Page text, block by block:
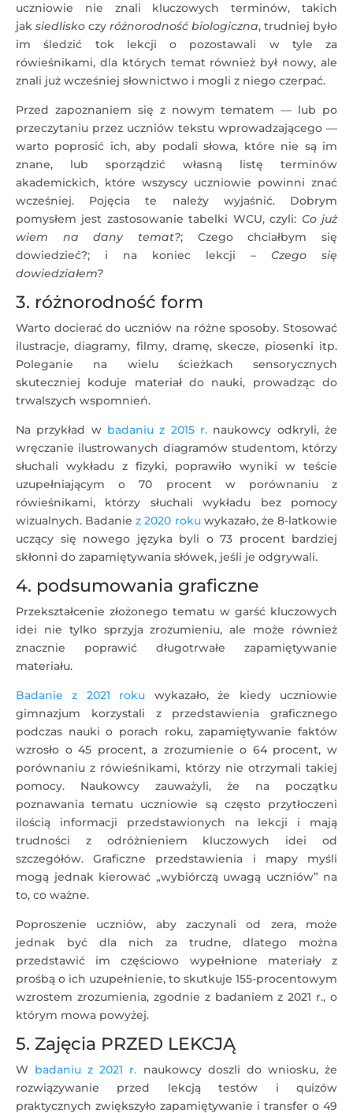
uczniowie nie znali kluczowych terminów, takich
jak siedlisko czy różnorodność biologiczna, trudniej było
im śledzić tok lekcji o pozostawali w tyle za
rówieśnikami, dla których temat również był nowy, ale
znali już wcześniej słownictwo i mogli z niego czerpać.
Przed zapoznaniem się z nowym tematem — lub po
przeczytaniu przez uczniów tekstu wprowadzającego —
warto poprosić ich, aby podali słowa, które nie są im
znane, lub sporządzić własną listę terminów
akademickich, które wszyscy uczniowie powinni znać
wcześniej. Pojęcia te należy wyjaśnić. Dobrym
pomysłem jest zastosowanie tabelki WCU, czyli: Co już
wiem na dany temat?; Czego chciałbym się
dowiedzieć?; i na koniec lekcji – Czego się
dowiedziałem?
3. różnorodność form
Warto docierać do uczniów na różne sposoby. Stosować
ilustracje, diagramy, filmy, dramę, skecze, piosenki itp.
Poleganie na wielu ścieżkach sensorycznych
skuteczniej koduje materiał do nauki, prowadząc do
trwalszych wspomnień.
Na przykład w badaniu z 2015 r. naukowcy odkryli, że
wręczanie ilustrowanych diagramów studentom, którzy
słuchali wykładu z fizyki, poprawiło wyniki w teście
uzupełniającym o 70 procent w porównaniu z
rówieśnikami, którzy słuchali wykładu bez pomocy
wizualnych. Badaniez 2020 rokuwykazało, że 8-latkowie
uczący się nowego języka byli o 73 procent bardziej
skłonni do zapamiętywania słówek, jeśli je odgrywali.
4. podsumowania graficzne
Przekształcenie złożonego tematu w garść kluczowych
idei nie tylko sprzyja zrozumieniu, ale może również
znacznie poprawić długotrwałe zapamiętywanie
materiału.
Badanie z 2021 roku wykazało, że kiedy uczniowie
gimnazjum korzystali z przedstawienia graficznego
podczas nauki o porach roku, zapamiętywanie faktów
wzrosło o 45 procent, a zrozumienie o 64 procent, w
porównaniu z rówieśnikami, którzy nie otrzymali takiej
pomocy. Naukowcy zauważyli, że na początku
poznawania tematu uczniowie są często przytłoczeni
ilością informacji przedstawionych na lekcji i mają
trudności z odróżnieniem kluczowych idei od
szczegółów. Graficzne przedstawienia i mapy myśli
mogą jednak kierować „wybiórczą uwagą uczniów” na
to, co ważne.
Poproszenie uczniów, aby zaczynali od zera, może
jednak być dla nich za trudne, dlatego można
przedstawić im częściowo wypełnione materiały z
prośbą o ich uzupełnienie, to skutkuje 155-procentowym
wzrostem zrozumienia, zgodnie z badaniem z 2021 r., o
którym mowa powyżej.
5. Zajęcia PRZED LEKCJĄ
W badaniu z 2021 r. naukowcy doszli do wniosku, że
rozwiązywanie przed lekcją testów i quizów
praktycznych zwiększyło zapamiętywanie i transfer o 49